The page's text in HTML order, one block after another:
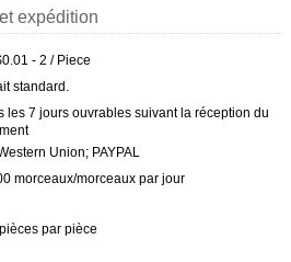
expédition
- 2 / Piece
standard.
les 7 jours ouvrables suivant la réception du
Union; PAYPAL
morceaux/morceaux par jour
par pièce